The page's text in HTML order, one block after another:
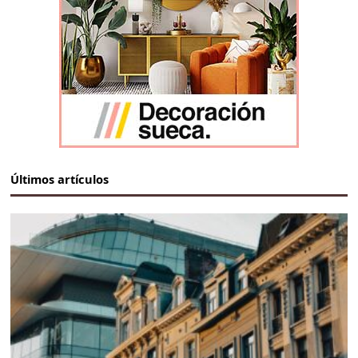
Últimos artículos